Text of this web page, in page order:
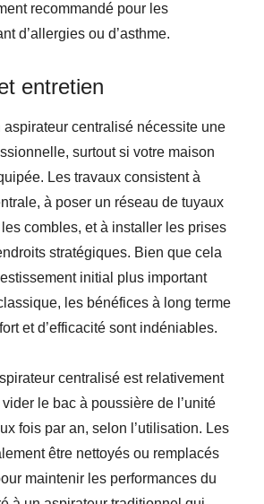
recommandé pour les
d’allergies ou d’asthme.
entretien
aspirateur centralisé nécessite une
surtout si votre maison
Les travaux consistent à
à poser un réseau de tuyaux
combles, et à installer les prises
stratégiques. Bien que cela
initial plus important
les bénéfices à long terme
et d’efficacité sont indéniables.
centralisé est relativement
le bac à poussière de l’unité
fois par an, selon l’utilisation. Les
être nettoyés ou remplacés
maintenir les performances du